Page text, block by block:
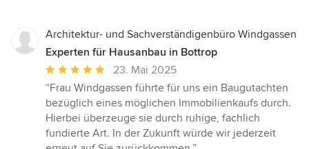
Architektur- und Sachverständigenbüro Windgassen
Experten für Hausanbau in Bottrop
Durchschnittliche
Bewertung:
5
von
5
Sternen
23. Mai 2025
“Frau Windgassen führte für uns ein Baugutachten
bezüglich eines möglichen Immobilienkaufs durch.
Hierbei überzeuge sie durch ruhige, fachlich
fundierte Art. In der Zukunft würde wir jederzeit